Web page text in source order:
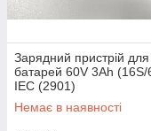
Зарядний пристрій
батарей 60V 3Ah (16S/
IEC (2901)
Немає в наявності